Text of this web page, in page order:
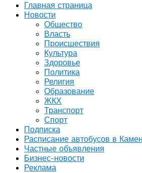
Главная страница
Новости
Общество
Власть
Происшествия
Культура
Здоровье
Политика
Религия
Образование
ЖКХ
Транспорт
Спорт
Подписка
Расписание автобусов в
Частные объявления
Бизнес-новости
Реклама